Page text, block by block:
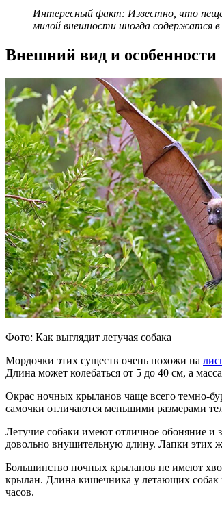
Интересный факт: Известно, что
милой внешности иногда содержатся в
Внешний вид и особенности
Фото: Как выглядит летучая собака
Мордочки этих существ очень похожи на
Длина может колебаться от 5 до 40 см, а
Окрас ночных крыланов чаще всего темно-
самочки отличаются меньшими размерами
Летучие собаки имеют отличное обоняние
довольно внушительную длину. Лапки этих
Большинство ночных крыланов не имеют
крылан. Длина кишечника у летающих собак
часов.